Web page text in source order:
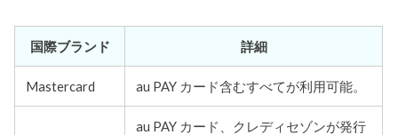
国際ブランド 詳細
Mastercard au PAY カード含むすべてが利用可能。
au PAY カード、クレディセゾンが発行